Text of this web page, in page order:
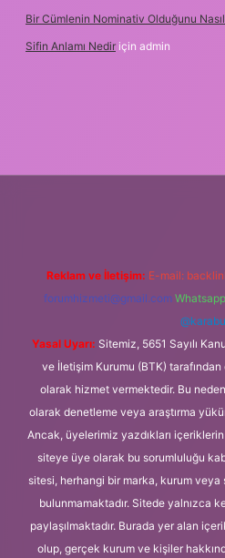
Bir Cümlenin Nominativ Olduğunu
Sifin Anlamı Nedir için admin
Reklam ve İletişim: E-mail:
forumhizmeti@gmail.com
Yasal Uyarı: Sitemiz, 5651 Sayılı
ve İletişim Kurumu (BTK) tarafından
olarak hizmet vermektedir. Bu
olarak denetleme veya araştırma
Ancak, üyelerimiz yazdıkları
siteye üye olarak bu sorumluluğu
sitesi, herhangi bir marka, kurum veya
bulunmamaktadır. Sitede yalnızca
paylaşılmaktadır. Burada yer alan
olup, gerçek kurum ve kişiler